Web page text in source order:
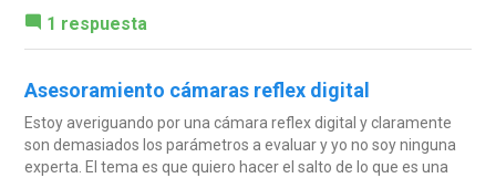
1 respuesta
Asesoramiento cámaras reflex digital
Estoy averiguando por una cámara reflex digital y claramente
son demasiados los parámetros a evaluar y yo no soy ninguna
experta. El tema es que quiero hacer el salto de lo que es una